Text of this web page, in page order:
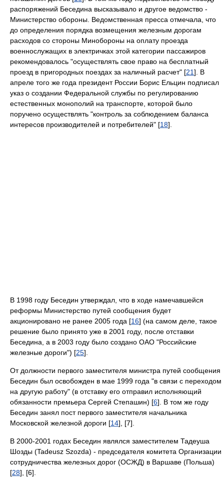
распоряжений Беседина высказывало и другое ведомство -
Министерство обороны. Ведомственная пресса отмечала, что
до определения порядка возмещения железным дорогам
расходов со стороны Минобороны на оплату проезда
военнослужащих в электричках этой категории пассажиров
рекомендовалось "осуществлять свое право на бесплатный
проезд в пригородных поездах за наличный расчет" [21]. В
апреле того же года президент России Борис Ельцин подписал
указ о создании Федеральной службы по регулированию
естественных монополий на транспорте, которой было
поручено осуществлять "контроль за соблюдением баланса
интересов производителей и потребителей" [18].
В 1998 году Беседин утверждал, что в ходе намечавшейся
реформы Министерство путей сообщения будет
акционировано не ранее 2005 года [16] (на самом деле, такое
решение было принято уже в 2001 году, после отставки
Беседина, а в 2003 году было создано ОАО "Российские
железные дороги") [25].
От должности первого заместителя министра путей сообщения
Беседин был освобожден в мае 1999 года "в связи с переходом
на другую работу" (в отставку его отправил исполняющий
обязанности премьера Сергей Степашин) [6]. В том же году
Беседин занял пост первого заместителя начальника
Московской железной дороги [14], [7].
В 2000-2001 годах Беседин являлся заместителем Тадеуша
Шозды (Tadeusz Szozda) - председателя комитета Организации
сотрудничества железных дорог (ОСЖД) в Варшаве (Польша)
[28], [6].